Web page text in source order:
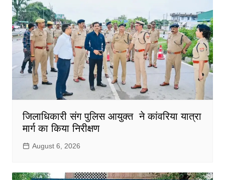
जिलाधिकारी संग पुलिस आयुक्त ने कांवरिया यात्रा
मार्ग का किया निरीक्षण
August 6, 2026